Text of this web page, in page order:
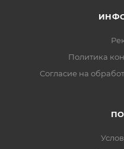
Политика
Cогласие на